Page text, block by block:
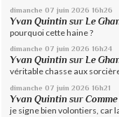
dimanche 07 juin 2026 16h26
Yvan Quintin sur Le
pourquoi cette haine ?
dimanche 07 juin 2026 16h24
Yvan Quintin surLe
véritable chasse aux
dimanche 07 juin 2026 16h21
Yvan Quintin sur
je signe bien volontiers, car